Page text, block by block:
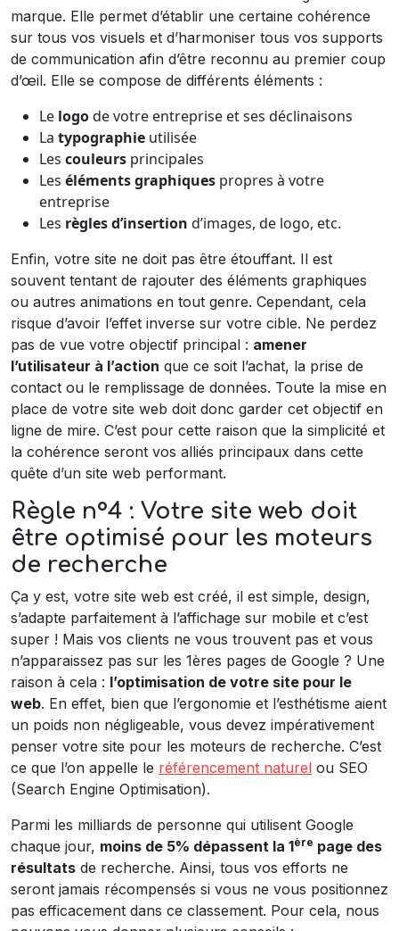
marque. Elle permet d’établir une certaine cohérence
sur tous vos visuels et d’harmoniser tous vos supports
de communication afin d’être reconnu au premier coup
d’œil. Elle se compose de différents éléments :
Le logode votre entreprise et ses déclinaisons
La typographie utilisée
Les couleurs principales
Les éléments graphiques propres à votre
entreprise
Les règles d’insertion d’images, de logo, etc.
Enfin, votre site ne doit pas être étouffant. Il est
souvent tentant de rajouter des éléments graphiques
ou autres animations en tout genre. Cependant, cela
risque d’avoir l’effet inverse sur votre cible. Ne perdez
pas de vue votre objectif principal : amener
l’utilisateur à l’action que ce soit l’achat, la prise de
contact ou le remplissage de données. Toute la mise en
place de votre site web doit donc garder cet objectif en
ligne de mire. C’est pour cette raison que la simplicité et
la cohérence seront vos alliés principaux dans cette
quête d’un site web performant.
Règle n°4 : Votre site web doit
être optimisé pour les moteurs
de recherche
Ça y est, votre site web est créé, il est simple, design,
s’adapte parfaitement à l’affichage sur mobile et c’est
super ! Mais vos clients ne vous trouvent pas et vous
n’apparaissez pas sur les 1ères pages de Google ? Une
raison à cela : l’optimisation de votre site pour le
web. En effet, bien que l’ergonomie et l’esthétisme aient
un poids non négligeable, vous devez impérativement
penser votre site pour les moteurs de recherche. C’est
ce que l’on appelle le référencement naturel ou SEO
(Search Engine Optimisation).
Parmi les milliards de personne qui utilisent Google
chaque jour, moins de 5% dépassent la 1ère page des
résultats de recherche. Ainsi, tous vos efforts ne
seront jamais récompensés si vous ne vous positionnez
pas efficacement dans ce classement. Pour cela, nous